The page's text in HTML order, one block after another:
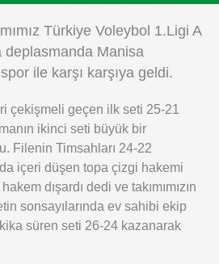
Türkiye Voleybol 1.Ligi A
deplasmanda Manisa
ile karşı karşıya geldi.
çekişmeli geçen ilk seti 25-21
ikinci seti büyük bir
Filenin Timsahları 24-22
içeri düşen topa çizgi hakemi
dışardı dedi ve takımımızın
sonsayılarında ev sahibi ekip
süren seti 26-24 kazanarak